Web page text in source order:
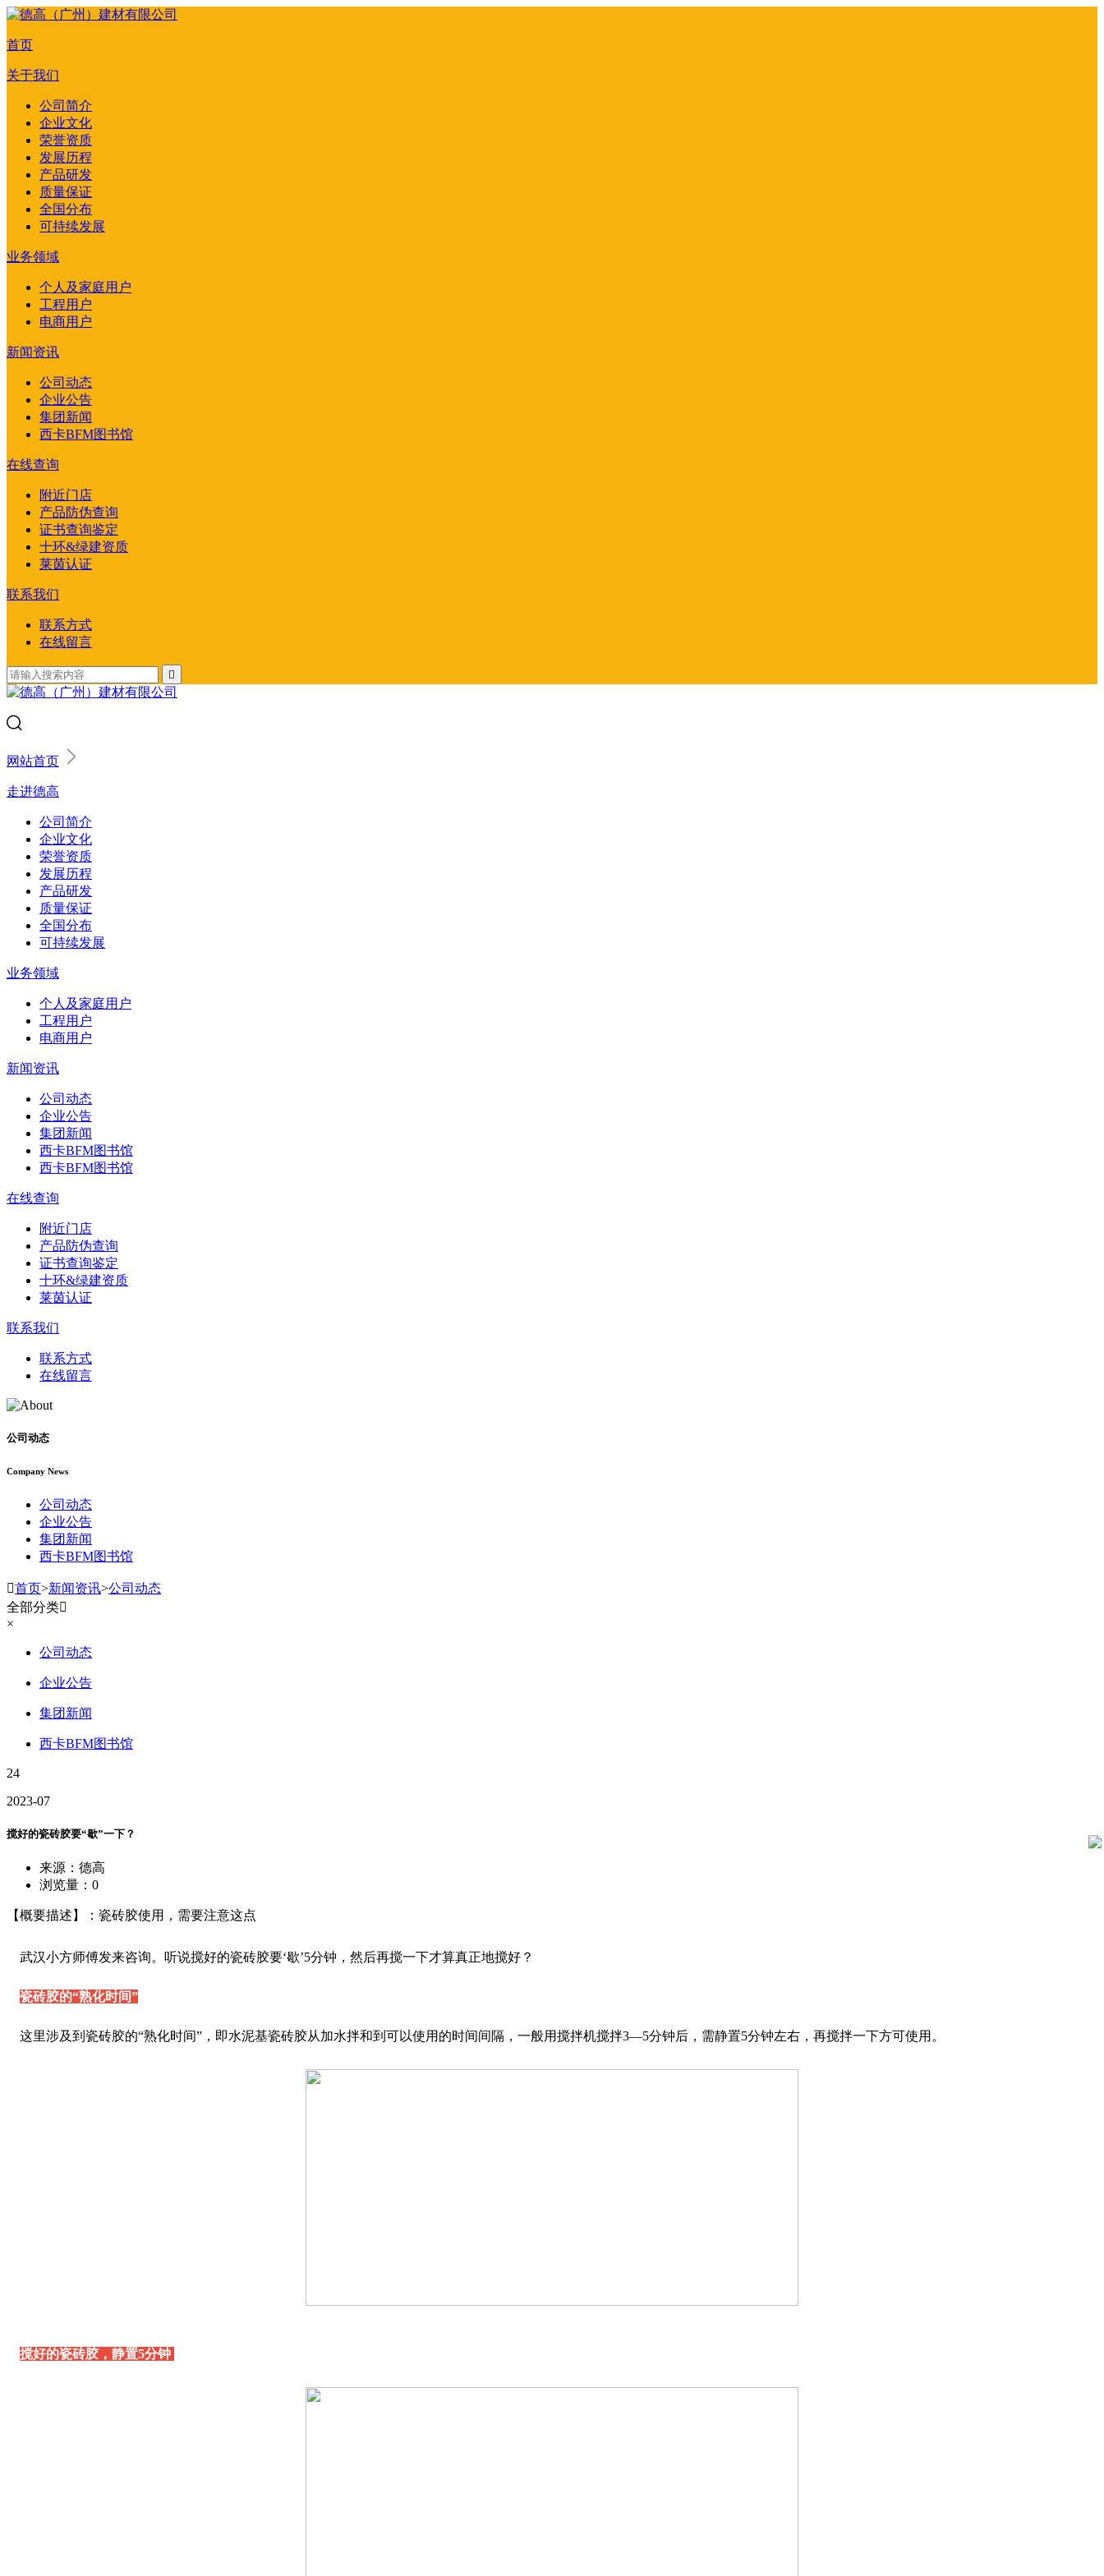
首页
关于我们
公司简介
企业文化
荣誉资质
发展历程
产品研发
质量保证
全国分布
可持续发展
业务领域
个人及家庭用户
工程用户
电商用户
新闻资讯
公司动态
企业公告
集团新闻
西卡BFM图书馆
在线查询
附近门店
产品防伪查询
证书查询鉴定
十环&绿建资质
莱茵认证
联系我们
联系方式
在线留言

网站首页
走进德高
公司简介
企业文化
荣誉资质
发展历程
产品研发
质量保证
全国分布
可持续发展
业务领域
个人及家庭用户
工程用户
电商用户
新闻资讯
公司动态
企业公告
集团新闻
西卡BFM图书馆
西卡BFM图书馆
在线查询
附近门店
产品防伪查询
证书查询鉴定
十环&绿建资质
莱茵认证
联系我们
联系方式
在线留言
公司动态
Company News
公司动态
企业公告
集团新闻
西卡BFM图书馆
首页>新闻资讯>公司动态
全部分类
×
公司动态
企业公告
集团新闻
西卡BFM图书馆
24
2023-07
搅好的瓷砖胶要“歇”一下？
来源：德高
浏览量： 0
【概要描述】：瓷砖胶使用，需要注意这点
武汉小方师傅发来咨询。听说搅好的瓷砖胶要‘歇’5分钟，然后再搅一下才算真正地搅好？
瓷砖胶的“熟化时间”
这里涉及到瓷砖胶的“熟化时间”，即水泥基瓷砖胶从加水拌和到可以使用的时间间隔，一般用搅拌机搅拌3—5分钟后，需静置5分钟左右，再搅拌一下方可使用。
搅好的瓷砖胶，静置5分钟